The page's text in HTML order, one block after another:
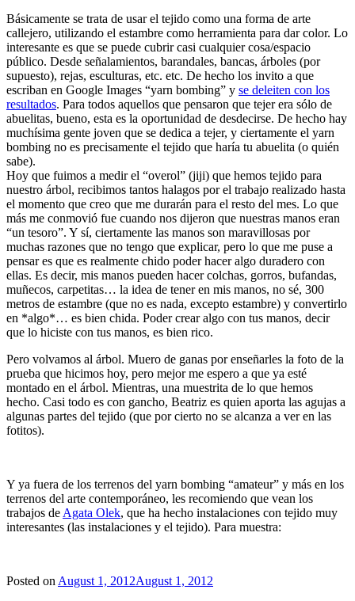
Básicamente se trata de usar el tejido como una forma de arte
callejero, utilizando el estambre como herramienta para dar color. Lo
interesante es que se puede cubrir casi cualquier cosa/espacio
público. Desde señalamientos, barandales, bancas, árboles (por
supuesto), rejas, esculturas, etc. etc. De hecho los invito a que
escriban en Google Images “yarn bombing” y se deleiten con los
resultados. Para todos aquellos que pensaron que tejer era sólo de
abuelitas, bueno, esta es la oportunidad de desdecirse. De hecho hay
muchísima gente joven que se dedica a tejer, y ciertamente el yarn
bombing no es precisamente el tejido que haría tu abuelita (o quién
sabe).
Hoy que fuimos a medir el “overol” (jiji) que hemos tejido para
nuestro árbol, recibimos tantos halagos por el trabajo realizado hasta
el momento que creo que me durarán para el resto del mes. Lo que
más me conmovió fue cuando nos dijeron que nuestras manos eran
“un tesoro”. Y sí, ciertamente las manos son maravillosas por
muchas razones que no tengo que explicar, pero lo que me puse a
pensar es que es realmente chido poder hacer algo duradero con
ellas. Es decir, mis manos pueden hacer colchas, gorros, bufandas,
muñecos, carpetitas… la idea de tener en mis manos, no sé, 300
metros de estambre (que no es nada, excepto estambre) y convertirlo
en *algo*… es bien chida. Poder crear algo con tus manos, decir
que lo hiciste con tus manos, es bien rico.
Pero volvamos al árbol. Muero de ganas por enseñarles la foto de la
prueba que hicimos hoy, pero mejor me espero a que ya esté
montado en el árbol. Mientras, una muestrita de lo que hemos
hecho. Casi todo es con gancho, Beatriz es quien aporta las agujas a
algunas partes del tejido (que por cierto no se alcanza a ver en las
fotitos).
Y ya fuera de los terrenos del yarn bombing “amateur” y más en los
terrenos del arte contemporáneo, les recomiendo que vean los
trabajos de Agata Olek, que ha hecho instalaciones con tejido muy
interesantes (las instalaciones y el tejido). Para muestra:
Posted on August 1, 2012August 1, 2012